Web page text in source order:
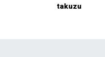
takuzu